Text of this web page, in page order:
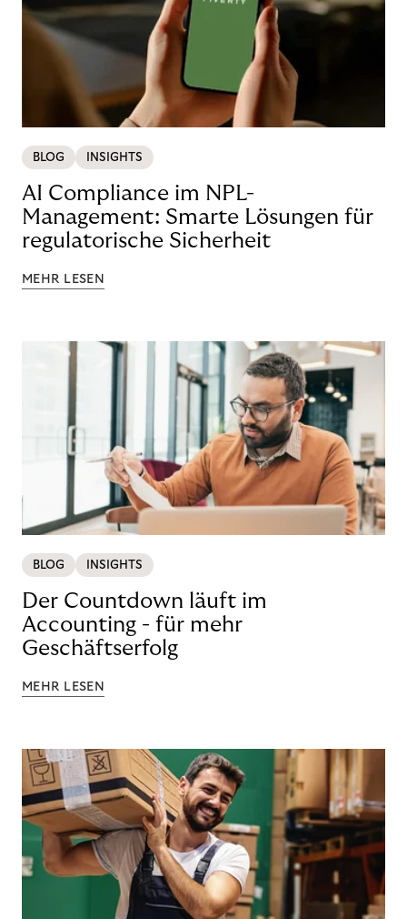
BLOG INSIGHTS
AI Compliance im NPL-
Management: Smarte Lösungen für
regulatorische Sicherheit
MEHR LESEN
BLOG INSIGHTS
Der Countdown läuft im
Accounting - für mehr
Geschäftserfolg
MEHR LESEN